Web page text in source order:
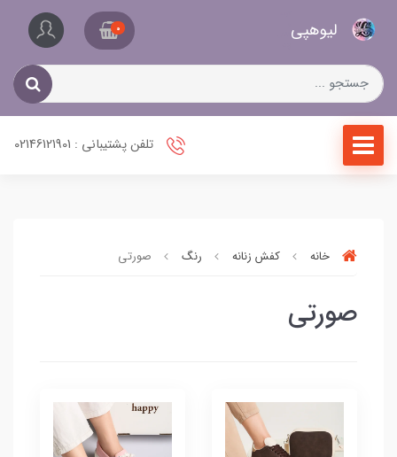
لیو‌هپی 0
تلفن پشتیبانی : 02146121901
خانه کفش زنانه رنگ صورتی
صورتی